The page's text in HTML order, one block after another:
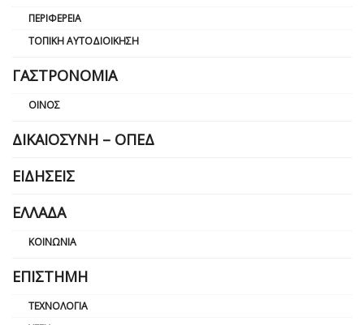
ΠΕΡΙΦΈΡΕΙΑ
ΤΟΠΙΚΉ ΑΥΤΟΔΙΟΊΚΗΣΗ
ΓΑΣΤΡΟΝΟΜΊΑ
ΟΊΝΟΣ
ΔΙΚΑΙΟΣΎΝΗ – ΟΠΕΔ
ΕΙΔΉΣΕΙΣ
ΕΛΛΆΔΑ
ΚΟΙΝΩΝΊΑ
ΕΠΙΣΤΉΜΗ
ΤΕΧΝΟΛΟΓΊΑ